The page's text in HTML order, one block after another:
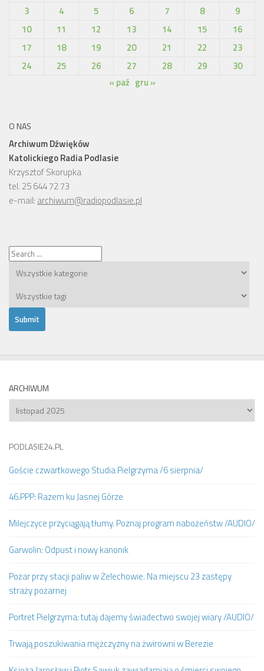
3
4 5 6 7 8
9
10
11 12 13 14 15
16
17
18 19 20 21 22
23
24
25 26 27 28 29
30
« paź gru »
O NAS
Archiwum Dźwięków
Katolickiego Radia Podlasie
Krzysztof Skorupka
tel. 25 644 72 73
e-mail: archiwum@radiopodlasie.pl
ARCHIWUM
Archiwum
PODLASIE24.PL
Goście czwartkowego Studia Pielgrzyma /6 sierpnia/
46.PPP: Razem ku Jasnej Górze
Milejczyce przyciągają tłumy. Poznaj program nabożeństw /AUDIO/
Garwolin: Odpust i nowy kanonik
Pożar przy stacji paliw w Żelechowie. Na miejscu 23 zastępy
straży pożarnej
Portret Pielgrzyma: tutaj dajemy świadectwo swojej wiary /AUDIO/
Trwają poszukiwania mężczyzny na żwirowni w Berezie